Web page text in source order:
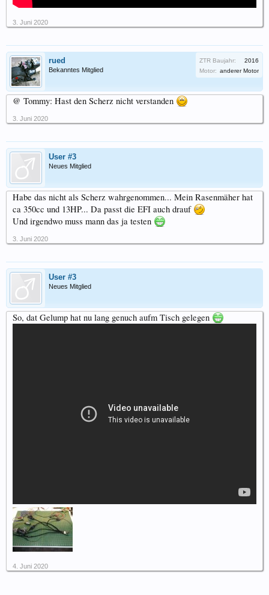
3. Juni 2020
rued
Bekanntes Mitglied
ZTR Baujahr:
2016
Motor: anderer Motor
@ Tommy: Hast den Scherz nicht verstanden
3. Juni 2020
User #3
Neues Mitglied
Habe das nicht als Scherz wahrgenommen... Mein Rasenmäher hat
ca 350cc und 13HP... Da passt die EFI auch drauf
Und irgendwo muss mann das ja testen
3. Juni 2020
User #3
Neues Mitglied
So, dat Gelump hat nu lang genuch aufm Tisch gelegen
4. Juni 2020